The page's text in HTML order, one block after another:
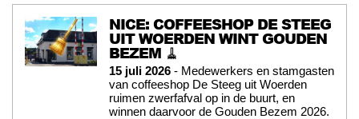
NICE: COFFEESHOP DE STEEG
UIT WOERDEN WINT GOUDEN
BEZEM 🧹
15 juli 2026 - Medewerkers en stamgasten
van coffeeshop De Steeg uit Woerden
ruimen zwerfafval op in de buurt, en
winnen daarvoor de Gouden Bezem 2026.